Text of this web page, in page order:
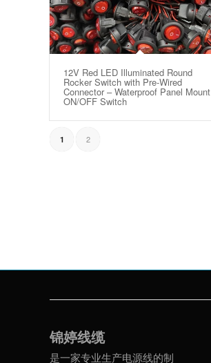
12V Red LED Illuminated Round
Rocker Switch with Pre-Wired
Connector – Waterproof Panel Mount
ON/OFF Switch
1 2
锦婷线缆
是一家专业生产电源线的制